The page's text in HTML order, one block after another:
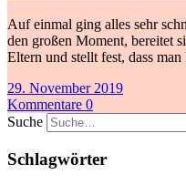
Auf einmal ging alles sehr
den großen Moment, bereitet
Eltern und stellt fest, dass
29. November 2019
Kommentare 0
Suche
Schlagwörter